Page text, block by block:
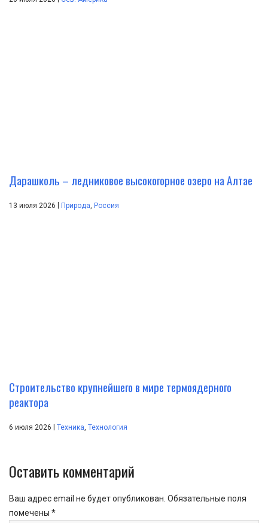
Дарашколь – ледниковое высокогорное озеро на Алтае
13 июля 2026 Природа, Россия
Строительство крупнейшего в мире термоядерного
реактора
6 июля 2026 Техника, Технология
Оставить комментарий
Ваш адрес email не будет опубликован. Обязательные поля
помечены *